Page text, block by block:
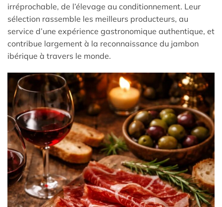
irréprochable, de l’élevage au conditionnement. Leur
sélection rassemble les meilleurs producteurs, au
service d’une expérience gastronomique authentique, et
contribue largement à la reconnaissance du jambon
ibérique à travers le monde.